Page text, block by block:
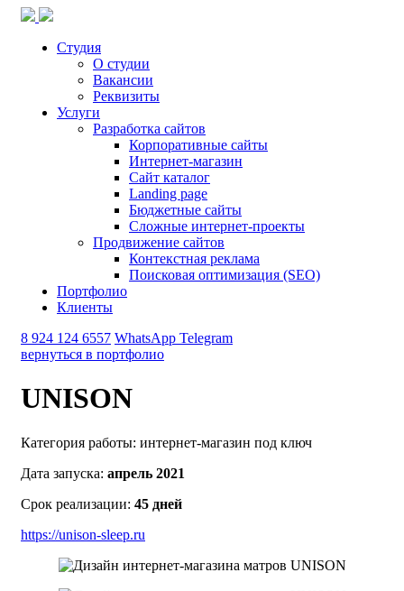
Студия
О студии
Вакансии
Реквизиты
Услуги
Разработка сайтов
Корпоративные сайты
Интернет-магазин
Сайт каталог
Landing page
Бюджетные сайты
Сложные интернет-проекты
Продвижение сайтов
Контекстная реклама
Поисковая оптимизация (SEO)
Портфолио
Клиенты
8 924 124 6557 WhatsApp Telegram
вернуться в портфолио
UNISON
Категория работы: интернет-магазин под ключ
Дата запуска: апрель 2021
Срок реализации: 45 дней
https://unison-sleep.ru